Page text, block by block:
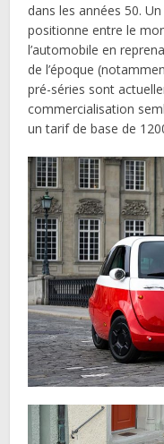
dans les années 50.
positionne entre le
l’automobile en
de l’époque
pré-séries sont
commercialisation
un tarif de base de